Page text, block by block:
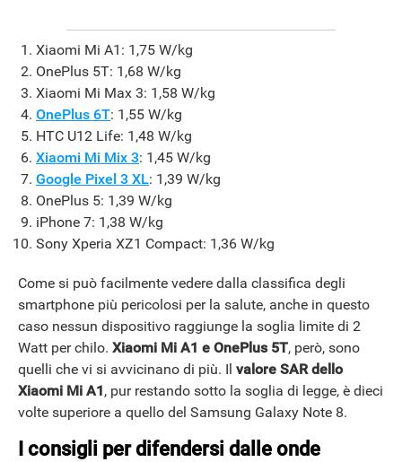
Xiaomi Mi A1: 1,75 W/kg
OnePlus 5T: 1,68 W/kg
Xiaomi Mi Max 3: 1,58 W/kg
OnePlus 6T: 1,55 W/kg
HTC U12 Life: 1,48 W/kg
Xiaomi Mi Mix 3: 1,45 W/kg
Google Pixel 3 XL: 1,39 W/kg
OnePlus 5: 1,39 W/kg
iPhone 7: 1,38 W/kg
Sony Xperia XZ1 Compact: 1,36 W/kg
Come si può facilmente vedere dalla classifica degli
smartphone più pericolosi per la salute, anche in questo
caso nessun dispositivo raggiunge la soglia limite di 2
Watt per chilo. Xiaomi Mi A1 e OnePlus 5T, però, sono
quelli che vi si avvicinano di più. Il valore SAR dello
Xiaomi Mi A1, pur restando sotto la soglia di legge, è dieci
volte superiore a quello del Samsung Galaxy Note 8.
I consigli per difendersi dalle onde